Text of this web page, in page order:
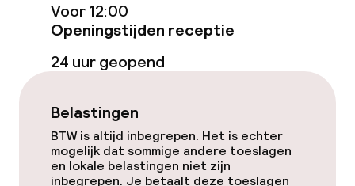
Voor 12:00
Openingstijden receptie
24 uur geopend
Belastingen
BTW is altijd inbegrepen. Het is echter
mogelijk dat sommige andere toeslagen
en lokale belastingen niet zijn
inbegrepen. Je betaalt deze toeslagen